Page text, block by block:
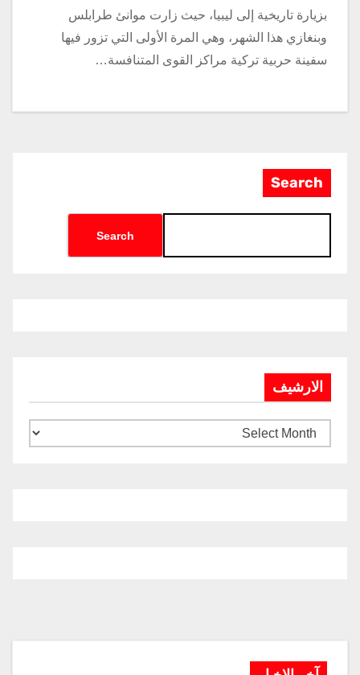
بزيارة تاريخية إلى ليبيا، حيث زارت موانئ طرابلس
وبنغازي هذا الشهر، وهي المرة الأولى التي تزور فيها
سفينة حربية تركية مراكز القوى المتنافسة…
Search
Search
الارشيف